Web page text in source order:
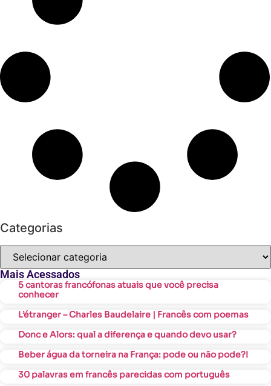
Categorias
Mais Acessados
5 cantoras francófonas atuais que você precisa
conhecer
L’étranger – Charles Baudelaire | Francês com poemas
Donc e Alors: qual a diferença e quando devo usar?
Beber água da torneira na França: pode ou não pode?!
30 palavras em francês parecidas com português